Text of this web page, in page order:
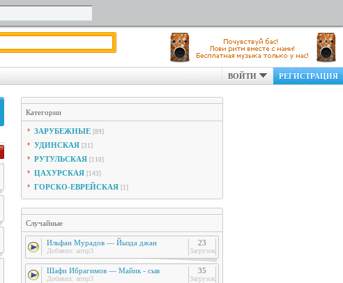
РЕГИСТРАЦИЯ
ВОЙТИ
Категории
ЗАРУБЕЖНЫЕ [89]
УДИНСКАЯ [31]
РУТУЛЬСКАЯ [110]
ЦАХУРСКАЯ [143]
ГОРСКО-ЕВРЕЙСКАЯ [1]
Случайные
Ильфан Мурадов — Йызда джан
Добавил: armp3
23
Загрузок
Шафи Ибрагимов — Майик - сыв
Добавил: armp3
35
Загрузок